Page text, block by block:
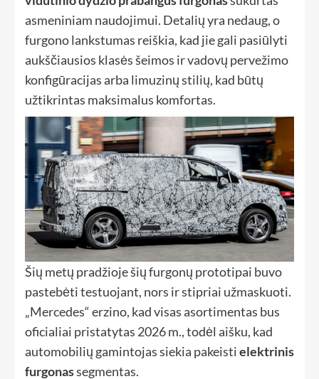
asmeniniam naudojimui. Detalių yra nedaug, o
furgono lankstumas reiškia, kad jie gali pasiūlyti
aukščiausios klasės šeimos ir vadovų pervežimo
konfigūracijas arba limuzinų stilių, kad būtų
užtikrintas maksimalus komfortas.
Šių metų pradžioje šių furgonų prototipai buvo
pastebėti testuojant, nors ir stipriai užmaskuoti.
„Mercedes“ erzino, kad visas asortimentas bus
oficialiai pristatytas 2026 m., todėl aišku, kad
automobilių gamintojas siekia pakeistielektrinis
furgonassegmentas.